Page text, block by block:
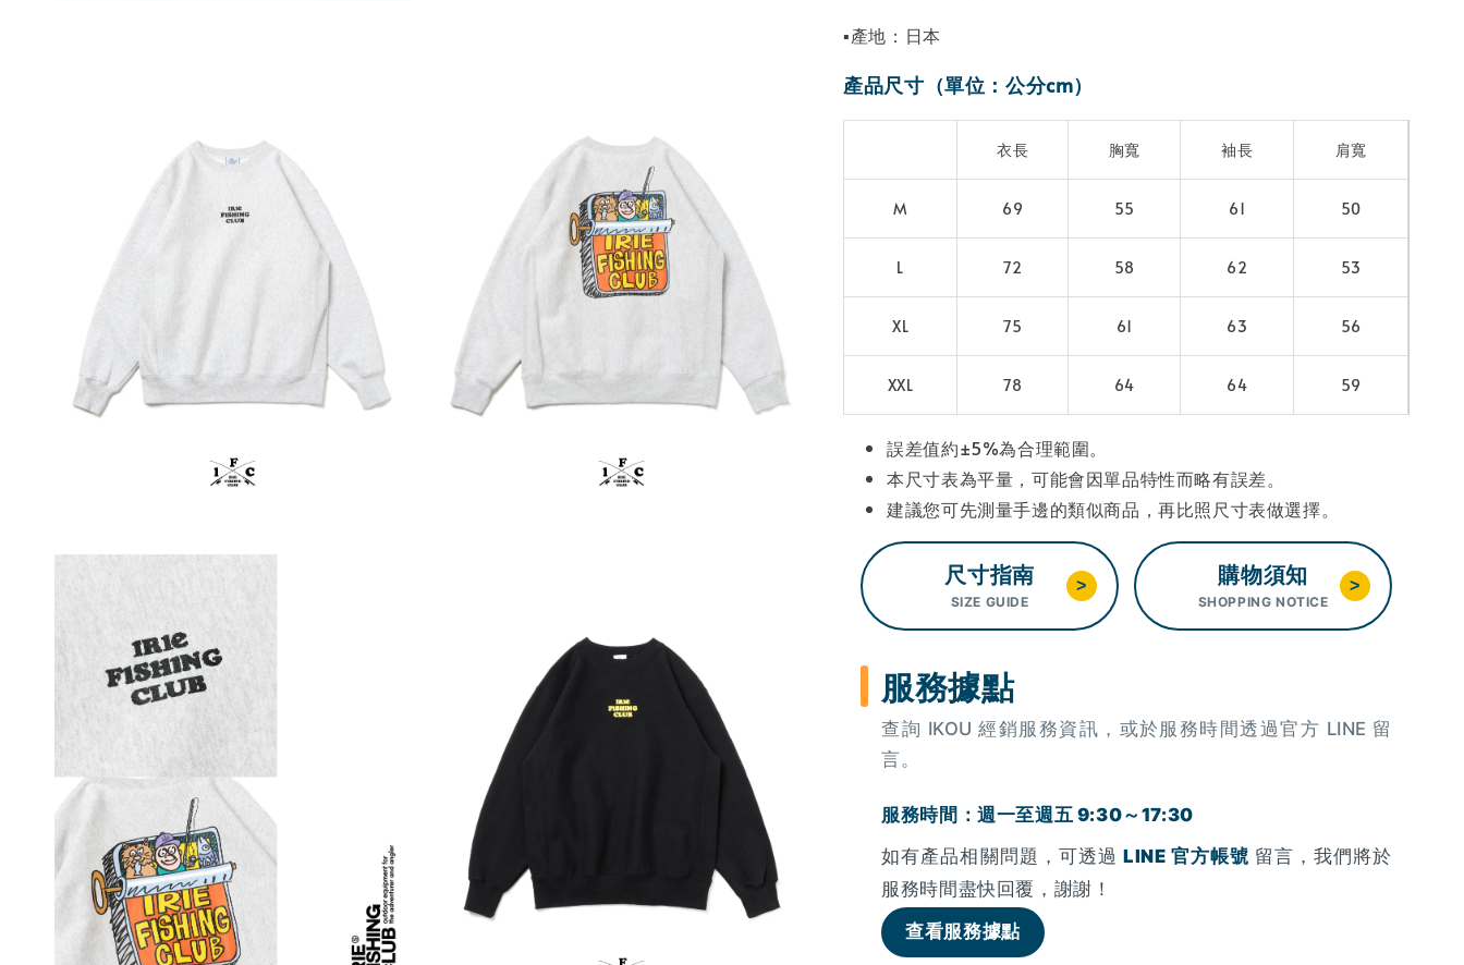
▪產地：日本
產品尺寸（單位：公分cm）
衣長 胸寬 袖長 肩寬
M 69 55 61 50
L 72 58 62 53
XL 75 61 63 56
XXL 78 64 64 59
誤差值約±5%為合理範圍。
本尺寸表為平量，可能會因單品特性而略有誤差。
建議您可先測量手邊的類似商品，再比照尺寸表做選擇。
尺寸指南
SIZE GUIDE
> 購物須知
SHOPPING NOTICE
>
服務據點
查詢 IKOU 經銷服務資訊，或於服務時間透過官方 LINE 留
言。
服務時間：週一至週五 9:30～17:30
如有產品相關問題，可透過LINE 官方帳號 留言，我們將於
服務時間盡快回覆，謝謝！
查看服務據點